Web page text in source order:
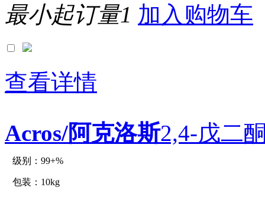
最小起订量1 加入购物车
查看详情
Acros/阿克洛斯2,4-戊二
原厂型号：C12996-10kg
级别：99+%
包装：10kg